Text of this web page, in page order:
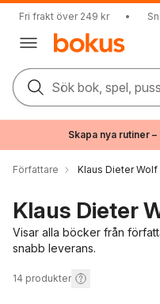
Fri frakt över 249 kr •
Sök bok, spel,
Skapa nya rutiner
Författare Klaus Dieter Wolf
Klaus Dieter
Visar alla böcker från
snabb leverans.
14 produkter